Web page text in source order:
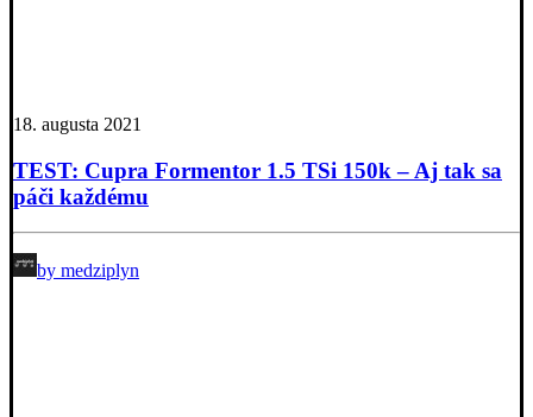
18. augusta 2021
TEST: Cupra Formentor 1.5 TSi 150k – Aj tak sa
páči každému
by medziplyn